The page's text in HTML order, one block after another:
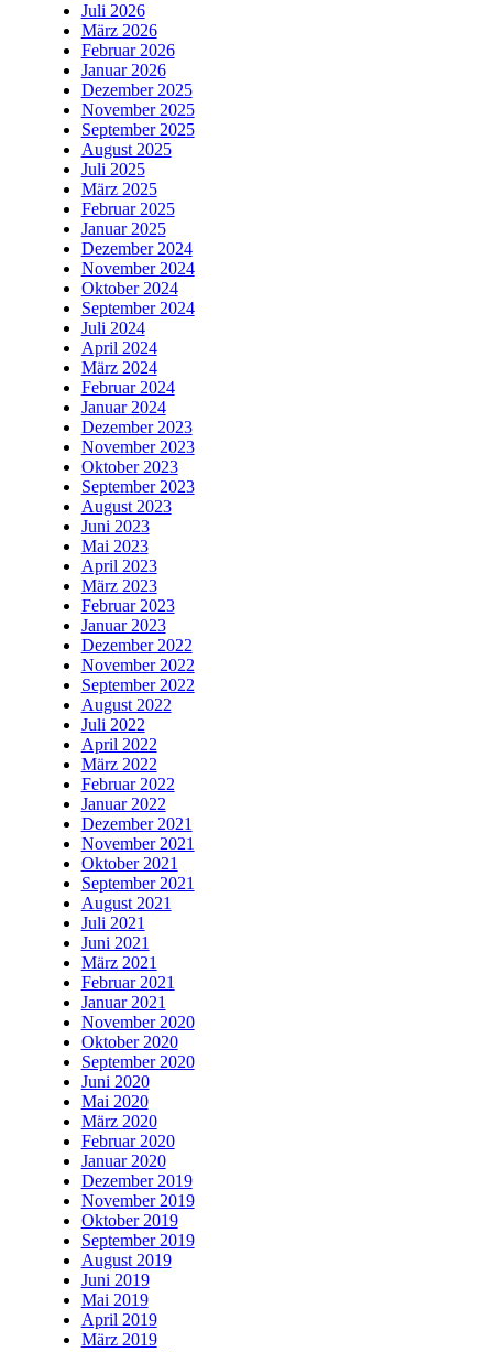
Juli 2026
März 2026
Februar 2026
Januar 2026
Dezember 2025
November 2025
September 2025
August 2025
Juli 2025
März 2025
Februar 2025
Januar 2025
Dezember 2024
November 2024
Oktober 2024
September 2024
Juli 2024
April 2024
März 2024
Februar 2024
Januar 2024
Dezember 2023
November 2023
Oktober 2023
September 2023
August 2023
Juni 2023
Mai 2023
April 2023
März 2023
Februar 2023
Januar 2023
Dezember 2022
November 2022
September 2022
August 2022
Juli 2022
April 2022
März 2022
Februar 2022
Januar 2022
Dezember 2021
November 2021
Oktober 2021
September 2021
August 2021
Juli 2021
Juni 2021
März 2021
Februar 2021
Januar 2021
November 2020
Oktober 2020
September 2020
Juni 2020
Mai 2020
März 2020
Februar 2020
Januar 2020
Dezember 2019
November 2019
Oktober 2019
September 2019
August 2019
Juni 2019
Mai 2019
April 2019
März 2019